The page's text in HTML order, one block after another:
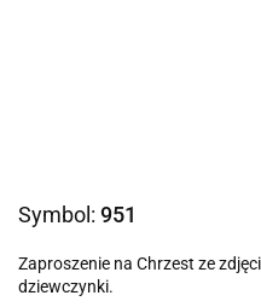
Symbol: 951
Zaproszenie na Chrzest ze
dziewczynki.